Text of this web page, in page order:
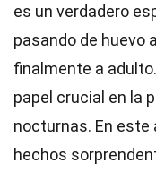
es un verdadero
pasando de huevo
finalmente a adulto.
papel crucial en la
nocturnas. En este
hechos